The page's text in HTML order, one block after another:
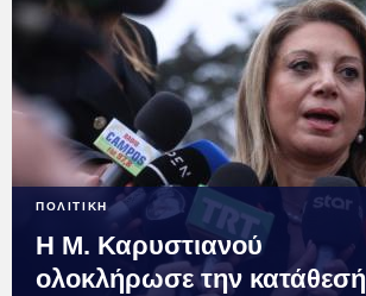
ΠΟΛΙΤΙΚΗ
Η Μ. Καρυστιανού
ολοκλήρωσε την κατάθεσή